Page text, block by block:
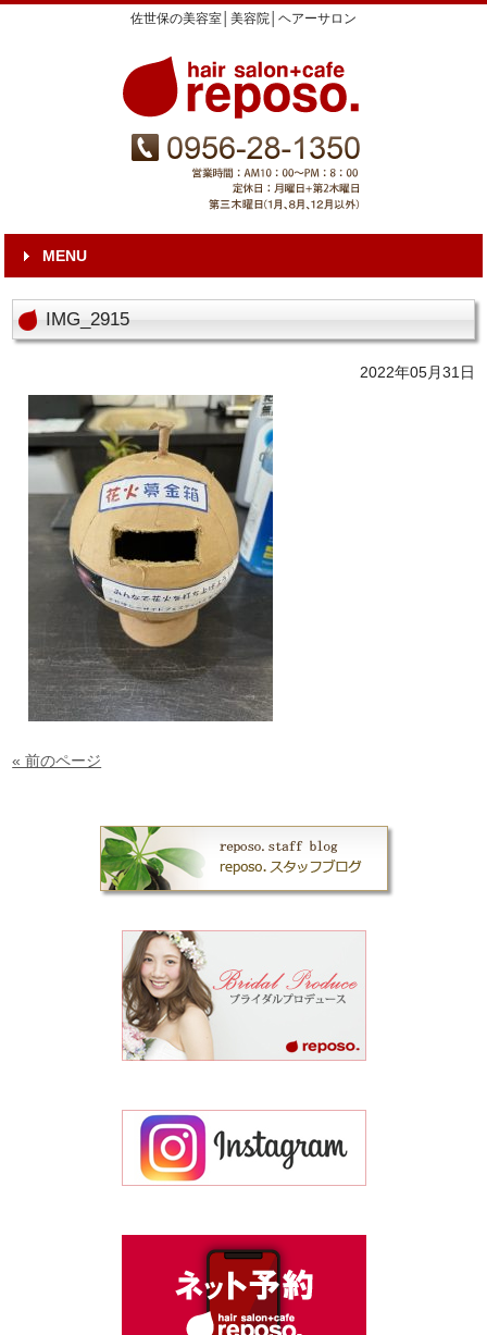
佐世保の美容室│美容院│ヘアーサロン
MENU
IMG_2915
2022年05月31日
« 前のページ